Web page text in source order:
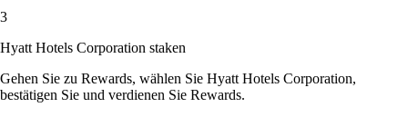
3
Hyatt Hotels Corporation staken
Gehen Sie zu Rewards, wählen Sie Hyatt Hotels Corporation,
bestätigen Sie und verdienen Sie Rewards.